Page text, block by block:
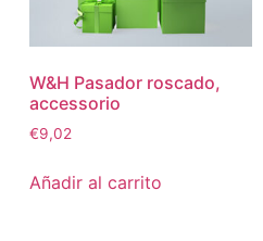
W&H Pasador roscado,
accessorio
€9,02
Añadir al carrito